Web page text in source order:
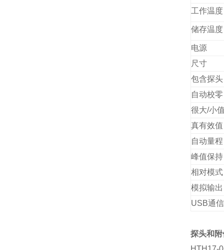
工作温度
储存温度
电源
尺寸
包含探头
自动校零
很大/小
真有效值
自动量程
峰值保持
相对模式
模拟输出
USB通
探头和附